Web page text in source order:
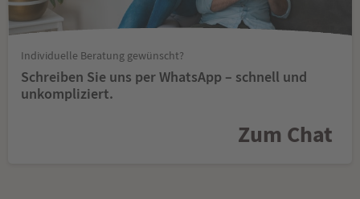
Individuelle Beratung gewünscht?
Schreiben Sie uns per WhatsApp – schnell und
unkompliziert.
Zum Chat